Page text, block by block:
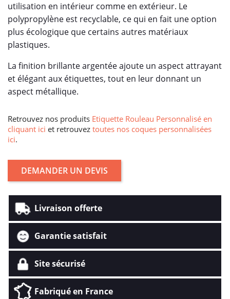
utilisation en intérieur comme en extérieur. Le
polypropylène est recyclable, ce qui en fait une option
plus écologique que certains autres matériaux
plastiques.
La finition brillante argentée ajoute un aspect attrayant
et élégant aux étiquettes, tout en leur donnant un
aspect métallique.
Retrouvez nos produits Etiquette Rouleau Personnalisé en
cliquant ici et retrouvez toutes nos coques personnalisées
ici.
DEMANDER UN DEVIS
Livraison offerte
Garantie satisfait
Site sécurisé
Fabriqué en France